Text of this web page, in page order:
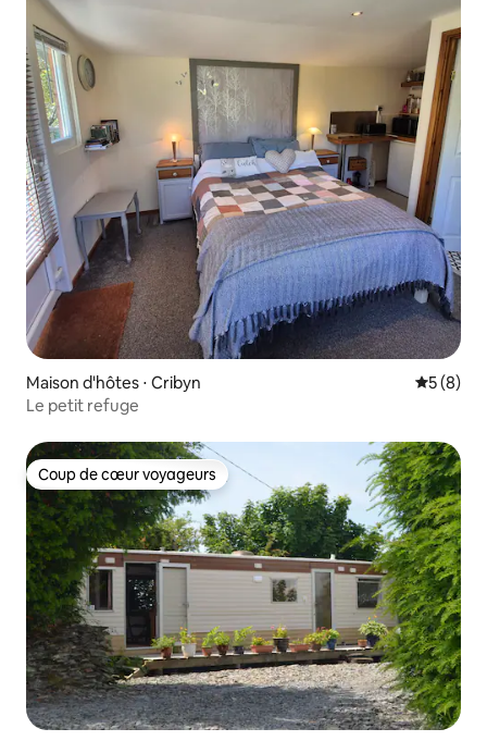
Maison d'hôtes ⋅ Cribyn
5 (8)
Le petit refuge
Coup de cœur voyageurs
Coup de cœur voyageurs